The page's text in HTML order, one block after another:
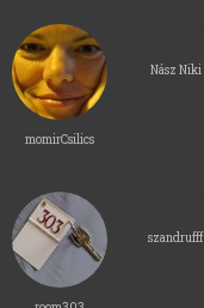
momirCsilics
Nász Niki
szandrufff